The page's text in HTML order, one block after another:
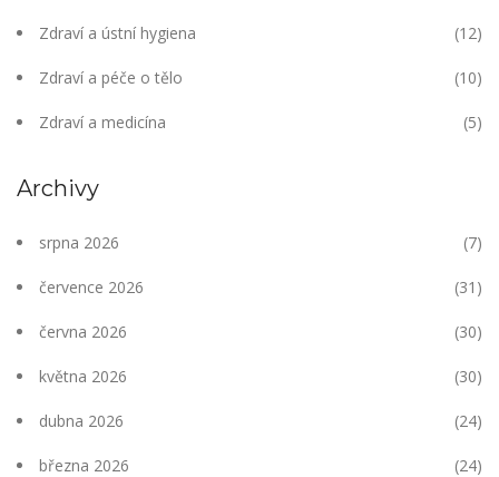
Zdraví a ústní hygiena (12)
Zdraví a péče o tělo (10)
Zdraví a medicína (5)
Archivy
srpna 2026 (7)
července 2026 (31)
června 2026 (30)
května 2026 (30)
dubna 2026 (24)
března 2026 (24)